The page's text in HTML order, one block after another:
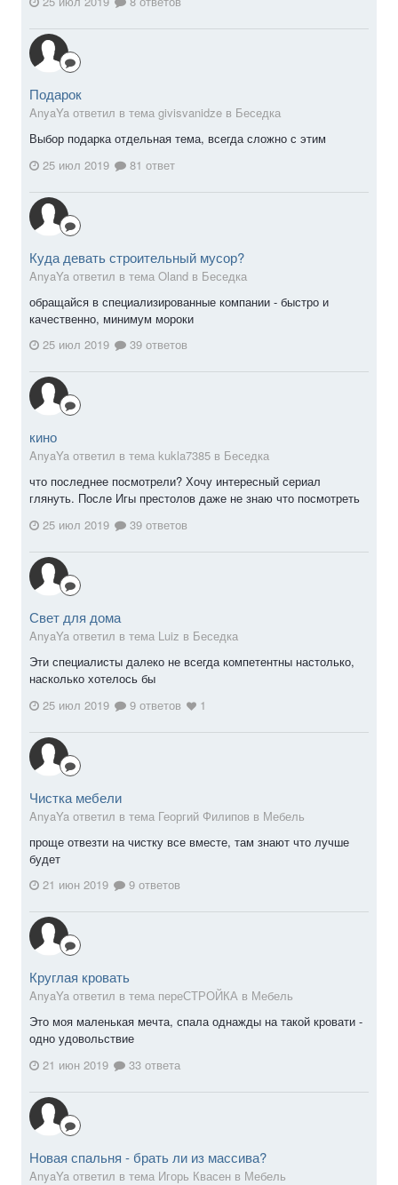
Подарок
AnyaYa ответил в тема givisvanidze в Беседка
Выбор подарка отдельная тема, всегда сложно с этим
25 июл 2019
81 ответ
Куда девать строительный мусор?
AnyaYa ответил в тема Oland в Беседка
обращайся в специализированные компании - быстро и
качественно, минимум мороки
25 июл 2019
39 ответов
кино
AnyaYa ответил в тема kukla7385 в Беседка
что последнее посмотрели? Хочу интересный сериал
глянуть. После Игы престолов даже не знаю что посмотреть
25 июл 2019
39 ответов
Свет для дома
AnyaYa ответил в тема Luiz в Беседка
Эти специалисты далеко не всегда компетентны настолько,
насколько хотелось бы
25 июл 2019
9 ответов 1
Чистка мебели
AnyaYa ответил в тема Георгий Филипов в Мебель
проще отвезти на чистку все вместе, там знают что лучше
будет
21 июн 2019
9 ответов
Круглая кровать
AnyaYa ответил в тема переСТРОЙКА в Мебель
Это моя маленькая мечта, спала однажды на такой кровати -
одно удовольствие
21 июн 2019
33 ответа
Новая спальня - брать ли из массива?
AnyaYa ответил в тема Игорь Квасен в Мебель